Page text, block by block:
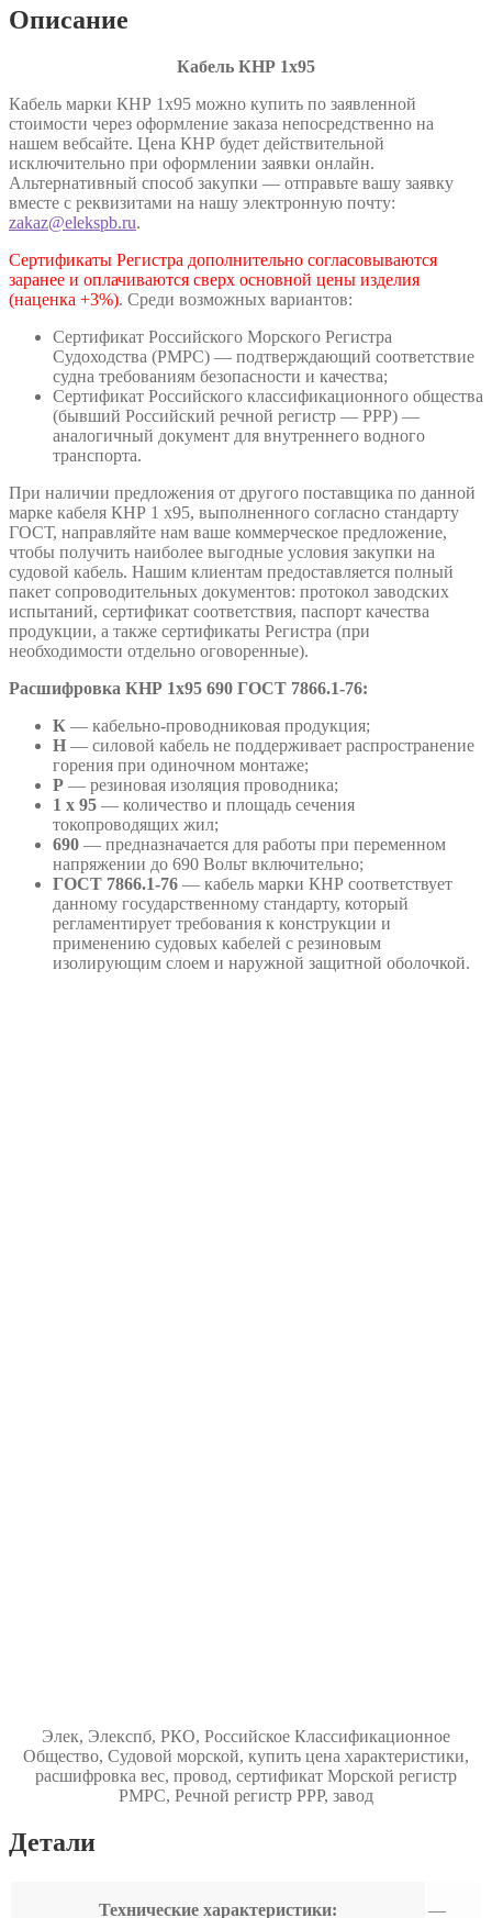
Описание
Кабель КНР 1х95
Кабель марки КНР 1х95 можно купить по заявленной
стоимости через оформление заказа непосредственно на
нашем вебсайте. Цена КНР будет действительной
исключительно при оформлении заявки онлайн.
Альтернативный способ закупки — отправьте вашу заявку
вместе с реквизитами на нашу электронную почту:
zakaz@elekspb.ru.
Сертификаты Регистра дополнительно согласовываются
заранее и оплачиваются сверх основной цены изделия
(наценка +3%). Среди возможных вариантов:
Сертификат Российского Морского Регистра
Судоходства (РМРС) — подтверждающий соответствие
судна требованиям безопасности и качества;
Сертификат Российского классификационного общества
(бывший Российский речной регистр — РРР) —
аналогичный документ для внутреннего водного
транспорта.
При наличии предложения от другого поставщика по данной
марке кабеля КНР 1 х95, выполненного согласно стандарту
ГОСТ, направляйте нам ваше коммерческое предложение,
чтобы получить наиболее выгодные условия закупки на
судовой кабель. Нашим клиентам предоставляется полный
пакет сопроводительных документов: протокол заводских
испытаний, сертификат соответствия, паспорт качества
продукции, а также сертификаты Регистра (при
необходимости отдельно оговоренные).
Расшифровка КНР 1х95 690 ГОСТ 7866.1-76:
К — кабельно-проводниковая продукция;
Н — силовой кабель не поддерживает распространение
горения при одиночном монтаже;
Р — резиновая изоляция проводника;
1 х 95 — количество и площадь сечения
токопроводящих жил;
690 — предназначается для работы при переменном
напряжении до 690 Вольт включительно;
ГОСТ 7866.1-76 — кабель марки КНР соответствует
данному государственному стандарту, который
регламентирует требования к конструкции и
применению судовых кабелей с резиновым
изолирующим слоем и наружной защитной оболочкой.
Элек, Элекспб, РКО, Российское Классификационное
Общество, Судовой морской, купить цена характеристики,
расшифровка вес, провод, сертификат Морской регистр
РМРС, Речной регистр РРР, завод
Детали
Технические характеристики: —